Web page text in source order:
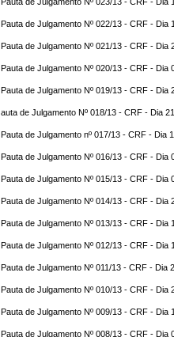
Pauta de Julgamento Nº 022/13 - CRF - Dia
Pauta de Julgamento Nº 021/13 - CRF - Dia
Pauta de Julgamento Nº 020/13 - CRF - Dia
Pauta de Julgamento Nº 019/13 - CRF - Dia
auta de Julgamento Nº 018/13 - CRF - Dia
Pauta de Julgamento nº 017/13 - CRF - Dia
Pauta de Julgamento Nº 016/13 - CRF - Dia
Pauta de Julgamento Nº 015/13 - CRF - Dia
Pauta de Julgamento Nº 014/13 - CRF - Dia
Pauta de Julgamento Nº 013/13 - CRF - Dia
Pauta de Julgamento Nº 012/13 - CRF - Dia
Pauta de Julgamento Nº 011/13 - CRF - Dia
Pauta de Julgamento Nº 010/13 - CRF - Dia
Pauta de Julgamento Nº 009/13 - CRF - Dia
Pauta de Julgamento Nº 008/13 - CRF - Dia